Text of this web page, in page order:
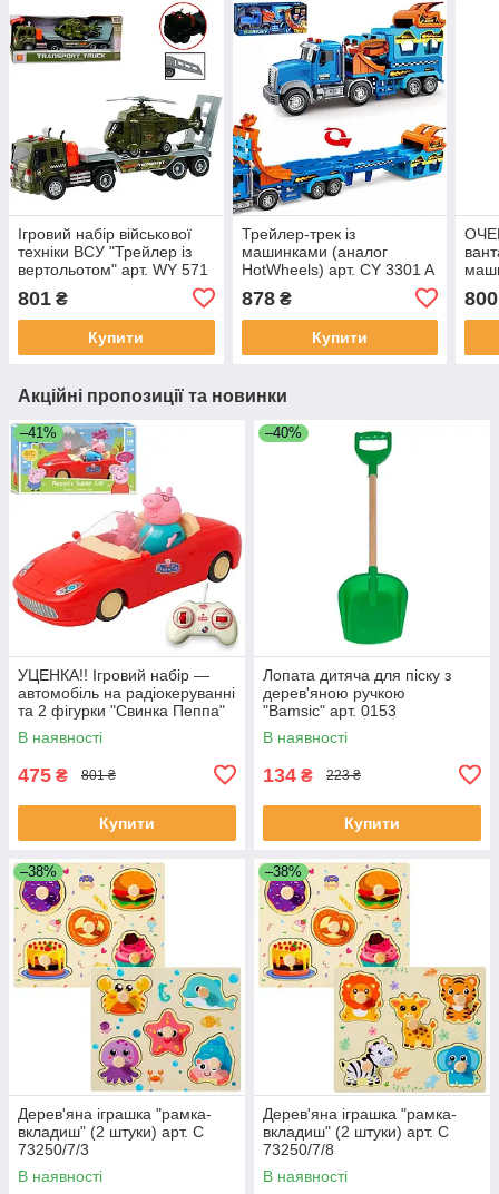
Ігровий набір військової
техніки ВСУ "Трейлер із
вертольотом" арт. WY 571
801 ₴
Купити
Трейлер-трек із
машинками (аналог
HotWheels) арт. CY 3301 A
878₴
Купити
800
Акційні пропозиції та новинки
–41%
УЦЕНКА!! Ігровий набір —
автомобіль на радіокеруванні
та 2 фігурки "Свинка Пеппа"
(Peppa Pig) арт. 000-1
В наявності
475 ₴ 801 ₴
Купити
–40%
Лопата дитяча для піску з
дерев'яною ручкою
"Bamsic" арт. 0153
В наявності
134 ₴ 223 ₴
Купити
–38%
Дерев'яна іграшка "рамка-
вкладиш" (2 штуки) арт. C
73250/7/3
В наявності
–38%
Дерев'яна іграшка "рамка-
вкладиш" (2 штуки) арт. C
73250/7/8
В наявності